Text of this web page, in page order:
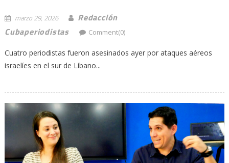
marzo 29, 2026
Redacción
Cubaperiodistas
Comment(0)
Cuatro periodistas fueron asesinados ayer por ataques aéreos
israelíes en el sur de Líbano...